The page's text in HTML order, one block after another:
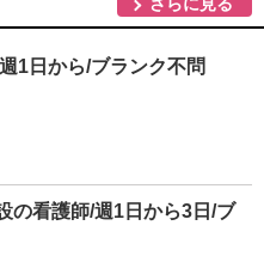
1日から/ブランク不問
の看護師/週1日から3日/ブ